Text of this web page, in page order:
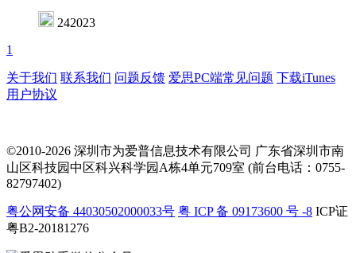
242023
1
关于我们 联系我们 问题反馈 爱思PC端常见问题 下载iTunes
用户协议
©2010-2026 深圳市为爱普信息技术有限公司 广东省深圳市南
山区科技园中区科兴科学园A栋4单元709室 (前台电话：0755-
82797402)
粤公网安备 44030502000033号 粤 ICP 备 09173600 号 -8 ICP证
粤B2-20181276